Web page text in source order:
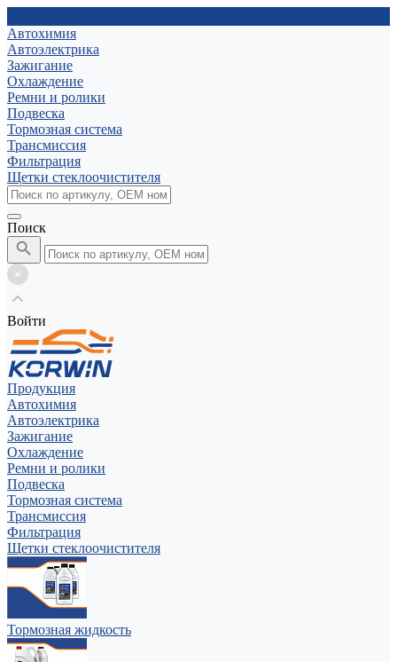
Автохимия
Автоэлектрика
Зажигание
Охлаждение
Ремни и ролики
Подвеска
Тормозная система
Трансмиссия
Фильтрация
Щетки стеклоочистителя
Поиск
Войти
Продукция
Автохимия
Автоэлектрика
Зажигание
Охлаждение
Ремни и ролики
Подвеска
Тормозная система
Трансмиссия
Фильтрация
Щетки стеклоочистителя
Тормозная жидкость